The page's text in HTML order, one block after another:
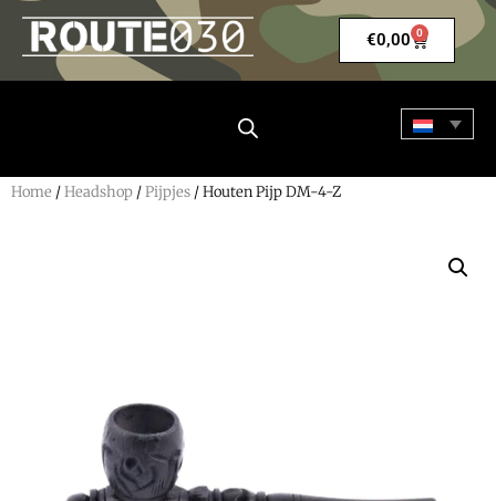
€0,00 0
Home /Headshop /Pijpjes / Houten Pijp DM-4-Z